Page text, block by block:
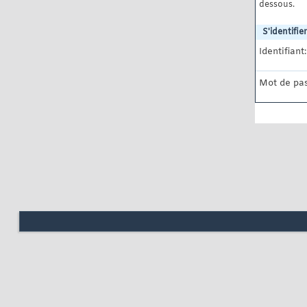
dessous.
S'identifier
Identifiant:
Mot de